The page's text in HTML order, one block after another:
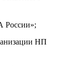
России»;
НП